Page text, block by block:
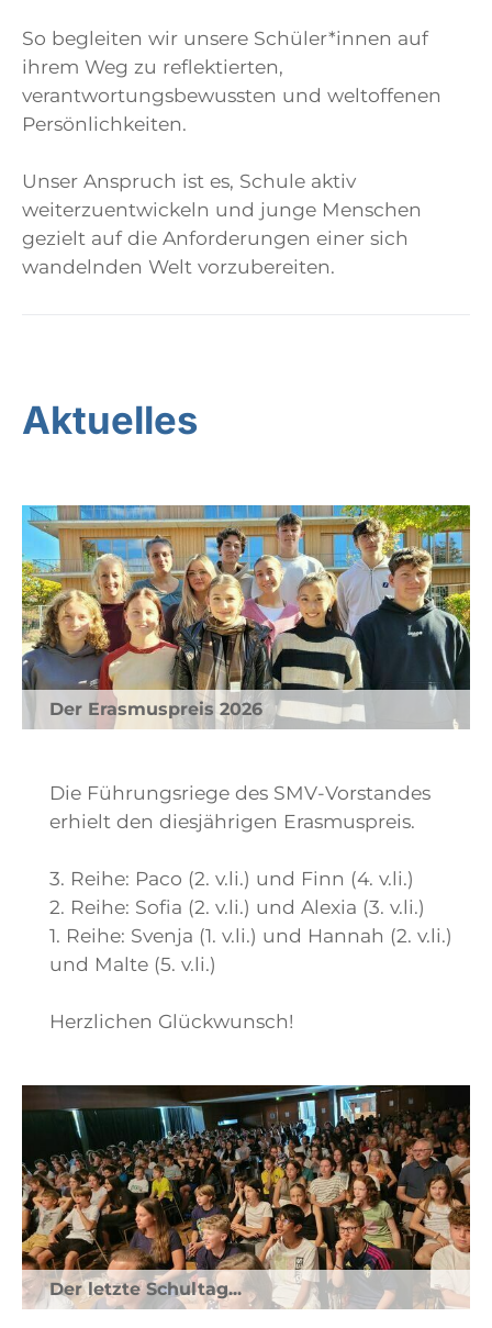
So begleiten wir unsere Schüler*innen auf
ihrem Weg zu reflektierten,
verantwortungsbewussten und weltoffenen
Persönlichkeiten.
Unser Anspruch ist es, Schule aktiv
weiterzuentwickeln und junge Menschen
gezielt auf die Anforderungen einer sich
wandelnden Welt vorzubereiten.
Aktuelles
Der Erasmuspreis 2026
Die Führungsriege des SMV-Vorstandes
erhielt den diesjährigen Erasmuspreis.
3. Reihe: Paco (2. v.li.) und Finn (4. v.li.)
2. Reihe: Sofia (2. v.li.) und Alexia (3. v.li.)
1. Reihe: Svenja (1. v.li.) und Hannah (2. v.li.)
und Malte (5. v.li.)
Herzlichen Glückwunsch!
Der letzte Schultag...